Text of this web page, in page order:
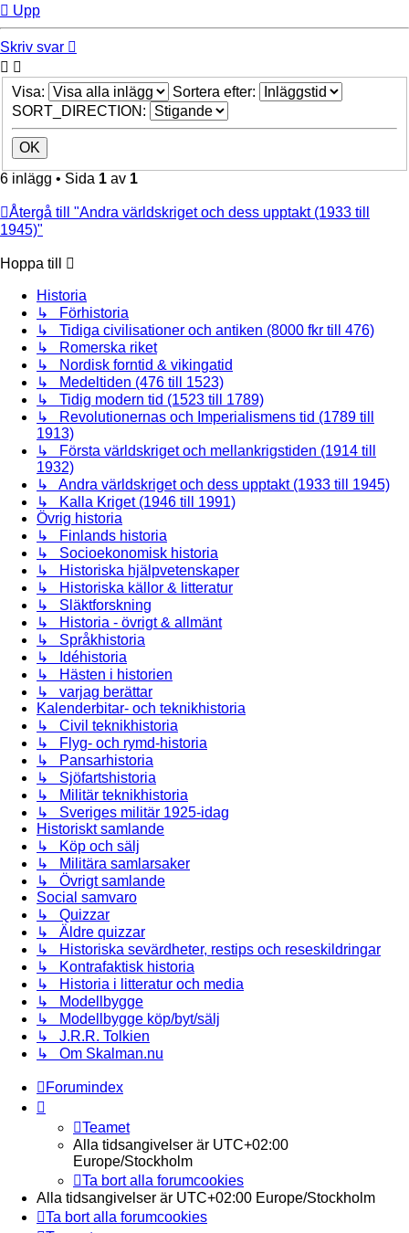
Upp
Skriv svar
Visa:
Sortera efter:
SORT_DIRECTION:
6 inlägg • Sida 1 av 1
Återgå till "Andra världskriget och dess upptakt (1933 till
1945)"
Hoppa till
Historia
↳ Förhistoria
↳ Tidiga civilisationer och antiken (8000 fkr till 476)
↳ Romerska riket
↳ Nordisk forntid & vikingatid
↳ Medeltiden (476 till 1523)
↳ Tidig modern tid (1523 till 1789)
↳ Revolutionernas och Imperialismens tid (1789 till
1913)
↳ Första världskriget och mellankrigstiden (1914 till
1932)
↳ Andra världskriget och dess upptakt (1933 till 1945)
↳ Kalla Kriget (1946 till 1991)
Övrig historia
↳ Finlands historia
↳ Socioekonomisk historia
↳ Historiska hjälpvetenskaper
↳ Historiska källor & litteratur
↳ Släktforskning
↳ Historia - övrigt & allmänt
↳ Språkhistoria
↳ Idéhistoria
↳ Hästen i historien
↳ varjag berättar
Kalenderbitar- och teknikhistoria
↳ Civil teknikhistoria
↳ Flyg- och rymd-historia
↳ Pansarhistoria
↳ Sjöfartshistoria
↳ Militär teknikhistoria
↳ Sveriges militär 1925-idag
Historiskt samlande
↳ Köp och sälj
↳ Militära samlarsaker
↳ Övrigt samlande
Social samvaro
↳ Quizzar
↳ Äldre quizzar
↳ Historiska sevärdheter, restips och reseskildringar
↳ Kontrafaktisk historia
↳ Historia i litteratur och media
↳ Modellbygge
↳ Modellbygge köp/byt/sälj
↳ J.R.R. Tolkien
↳ Om Skalman.nu
Forumindex
Teamet
Alla tidsangivelser är UTC+02:00
Europe/Stockholm
Ta bort alla forumcookies
Alla tidsangivelser är UTC+02:00 Europe/Stockholm
Ta bort alla forumcookies